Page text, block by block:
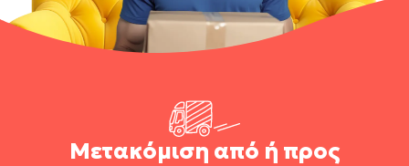
Μετακόμιση από ή προς